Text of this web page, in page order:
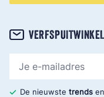
De nieuwste trends en